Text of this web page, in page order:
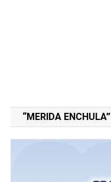
“MERIDA ENCHULA”